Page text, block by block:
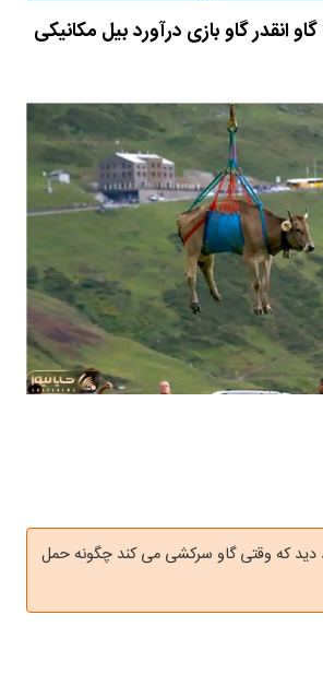
گاو انقدر گاو بازی درآورد بیل مکانیکی
دید که وقتی گاو سرکشی می کند چگونه حمل